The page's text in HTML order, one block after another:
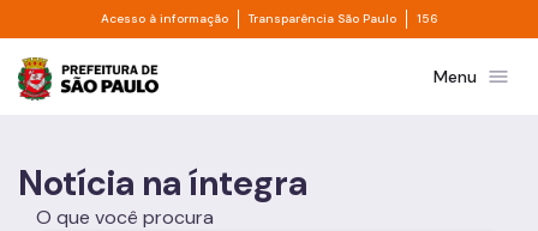
Pular para o Conteúdo principal
Acesso à informação Divisor de acesso à informação
Transparência São Paulo Divisor de
156
Prefeitura de São PauloMenu menu
Notícia na íntegra
O que você procura